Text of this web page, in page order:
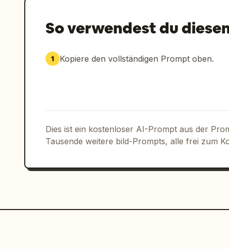
So verwendest du
1 Kopiere den vollständigen Prompt oben.
Dies ist ein kostenloser AI-Prompt aus der
Tausende weitere bild-Prompts, alle frei zum